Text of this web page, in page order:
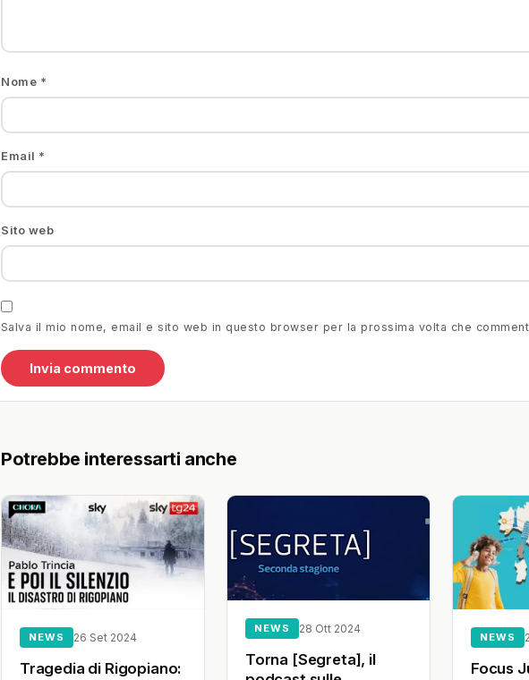
Nome *
Email *
Sito web
Salva il mio nome, email e sito web in questo browser per la prossima volta che
Potrebbe interessarti anche
NEWS 26 Set 2024
Tragedia di Rigopiano:
NEWS 28 Ott 2024
Torna [Segreta], il
NEWS
Focus